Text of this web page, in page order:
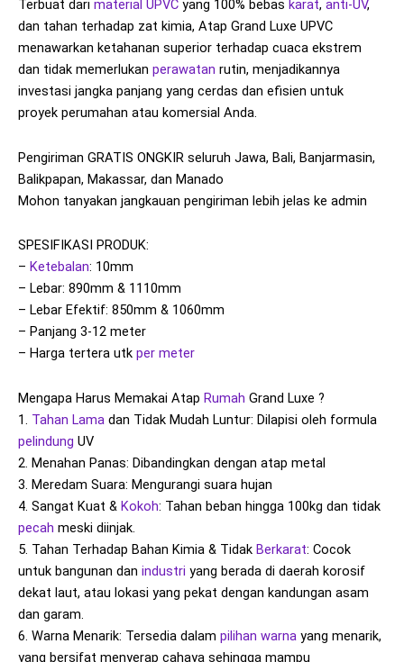
Terbuat dari material UPVC yang 100% bebas karat, anti-UV,
dan tahan terhadap zat kimia, Atap Grand Luxe UPVC
menawarkan ketahanan superior terhadap cuaca ekstrem
dan tidak memerlukan perawatan rutin, menjadikannya
investasi jangka panjang yang cerdas dan efisien untuk
proyek perumahan atau komersial Anda.
Pengiriman GRATIS ONGKIR seluruh Jawa, Bali, Banjarmasin,
Balikpapan, Makassar, dan Manado
Mohon tanyakan jangkauan pengiriman lebih jelas ke admin
SPESIFIKASI PRODUK:
– Ketebalan: 10mm
– Lebar: 890mm & 1110mm
– Lebar Efektif: 850mm & 1060mm
– Panjang 3-12 meter
– Harga tertera utk per meter
Mengapa Harus Memakai Atap Rumah Grand Luxe ?
1. Tahan Lama dan Tidak Mudah Luntur: Dilapisi oleh formula
pelindung UV
2. Menahan Panas: Dibandingkan dengan atap metal
3. Meredam Suara: Mengurangi suara hujan
4. Sangat Kuat & Kokoh: Tahan beban hingga 100kg dan tidak
pecah meski diinjak.
5. Tahan Terhadap Bahan Kimia & Tidak Berkarat: Cocok
untuk bangunan dan industri yang berada di daerah korosif
dekat laut, atau lokasi yang pekat dengan kandungan asam
dan garam.
6. Warna Menarik: Tersedia dalam pilihan warna yang menarik,
yang bersifat menyerap cahaya sehingga mampu